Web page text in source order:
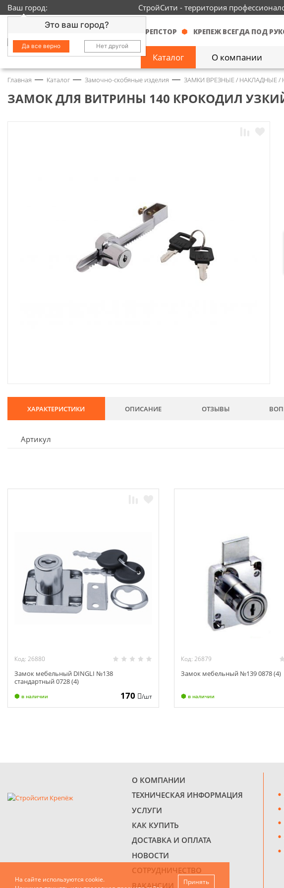
Ваш город:
Это ваш город?
Да все верно Нет другой
СтройСити - территория
КРЕПСТОР КРЕПЕЖ ВСЕГДА ПОД
Каталог О компании
Замочно-скобяные
изделия 1429
Электроды и проволока
Главная Каталог Замочно-скобяные изделия ЗАМКИ ВРЕЗНЫЕ / НАКЛАДНЫЕ /
ЗАМОК ДЛЯ ВИТРИНЫ 140 КРОКОДИЛ УЗКИЙ
ХАРАКТЕРИСТИКИ ОПИСАНИЕ ОТЗЫВЫ
Артикул
Код: 26880
Замок мебельный DINGLI №138
стандартный 0728 (4)
в наличии 170 /шт
Код: 26879
Замок мебельный №139 0878 (4)
в наличии
О КОМПАНИИ
ТЕХНИЧЕСКАЯ ИНФОРМАЦИЯ
УСЛУГИ
КАК КУПИТЬ
ДОСТАВКА И ОПЛАТА
НОВОСТИ
СОТРУДНИЧЕСТВО
ВАКАНСИИ
На сайте используются cookie.
Принять